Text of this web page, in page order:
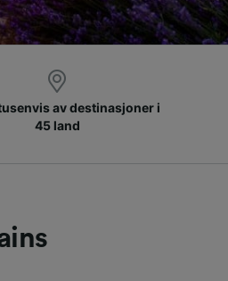
av destinasjoner i
45 land